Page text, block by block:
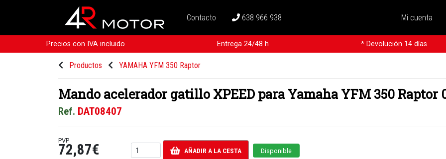
Contacto 638 966 938 Mi cuenta
Precios con IVA incluido Entrega 24/48 h * Devolución 14 días
Productos YAMAHA YFM 350 Raptor
Mando acelerador gatillo XPEED para Yamaha YFM 350 Raptor
Ref. DAT08407
PVP
72,87€ AÑADIR A LA CESTA Disponible